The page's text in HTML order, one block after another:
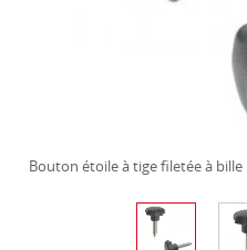
Bouton étoile à tige filetée à bille